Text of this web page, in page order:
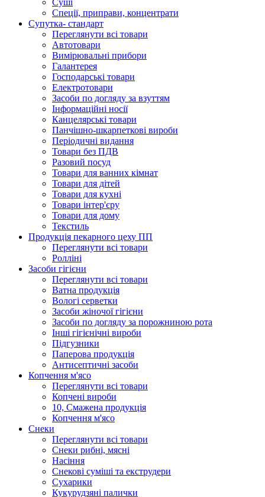
Суші
Спеції, приправи, концентрати
Супутка- стандарт
Переглянути всі товари
Автотовари
Вимірювальні прибори
Галантерея
Господарські товари
Електротовари
Засоби по догляду за взуттям
Інформаційні носії
Канцелярські товари
Панчішно-шкарпеткові вироби
Періодичні видання
Товари без ПДВ
Разовий посуд
Товари для ванних кімнат
Товари для дітей
Товари для кухні
Товари інтер'єру
Товари для дому
Текстиль
Продукцiя пекарного цеху ПП
Переглянути всі товари
Ролліні
Засоби гігієни
Переглянути всі товари
Ватна продукція
Вологi серветки
Засоби жіночої гігієни
Засоби по догляду за порожниною рота
Інші гігієнічні вироби
Підгузники
Паперова продукція
Антисептичні засоби
Копчення м'ясо
Переглянути всі товари
Копчені вироби
10, Смажена продукція
Копчення м'ясо
Снеки
Переглянути всі товари
Снеки рибні, мясні
Насіння
Снекові суміші та екструдери
Сухарики
Кукурудзяні пaлички